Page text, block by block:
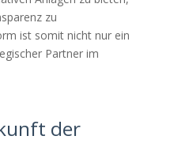
zu
ist somit nicht nur ein
Partner im
der